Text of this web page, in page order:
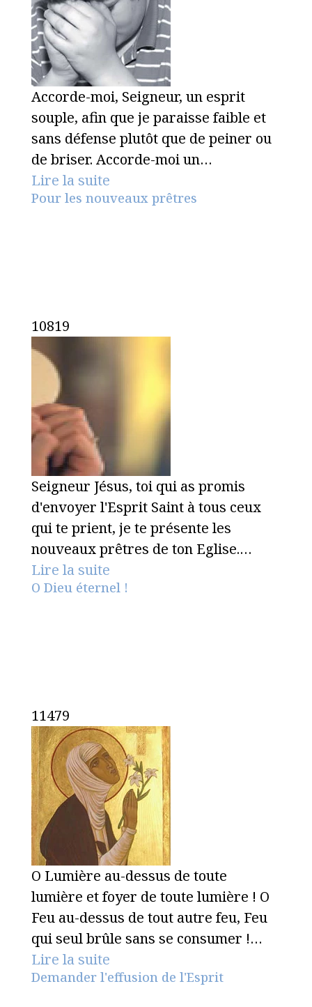
Accorde-moi, Seigneur, un esprit
souple, afin que je paraisse faible et
sans défense plutôt que de peiner ou
de briser. Accorde-moi un…
Lire la suite
Pour les nouveaux prêtres
10819
Seigneur Jésus, toi qui as promis
d'envoyer l'Esprit Saint à tous ceux
qui te prient, je te présente les
nouveaux prêtres de ton Eglise.…
Lire la suite
O Dieu éternel !
11479
O Lumière au-dessus de toute
lumière et foyer de toute lumière ! O
Feu au-dessus de tout autre feu, Feu
qui seul brûle sans se consumer !…
Lire la suite
Demander l'effusion de l'Esprit